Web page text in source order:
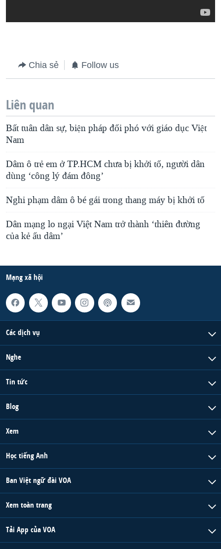
Chia sẻ Follow us
Liên quan
Bất tuân dân sự, biện pháp đối phó với giáo dục Việt
Nam
Dâm ô trẻ em ở TP.HCM chưa bị khởi tố, người dân
dùng ‘công lý đám đông’
Nghi phạm dâm ô bé gái trong thang máy bị khởi tố
Dân mạng lo ngại Việt Nam trở thành ‘thiên đường
của kẻ ấu dâm’
Mạng xã hội
Các dịch vụ
Nghe
Tin tức
Blog
Xem
Học tiếng Anh
Ban Việt ngữ đài VOA
Xem toàn trang
Tải App của VOA